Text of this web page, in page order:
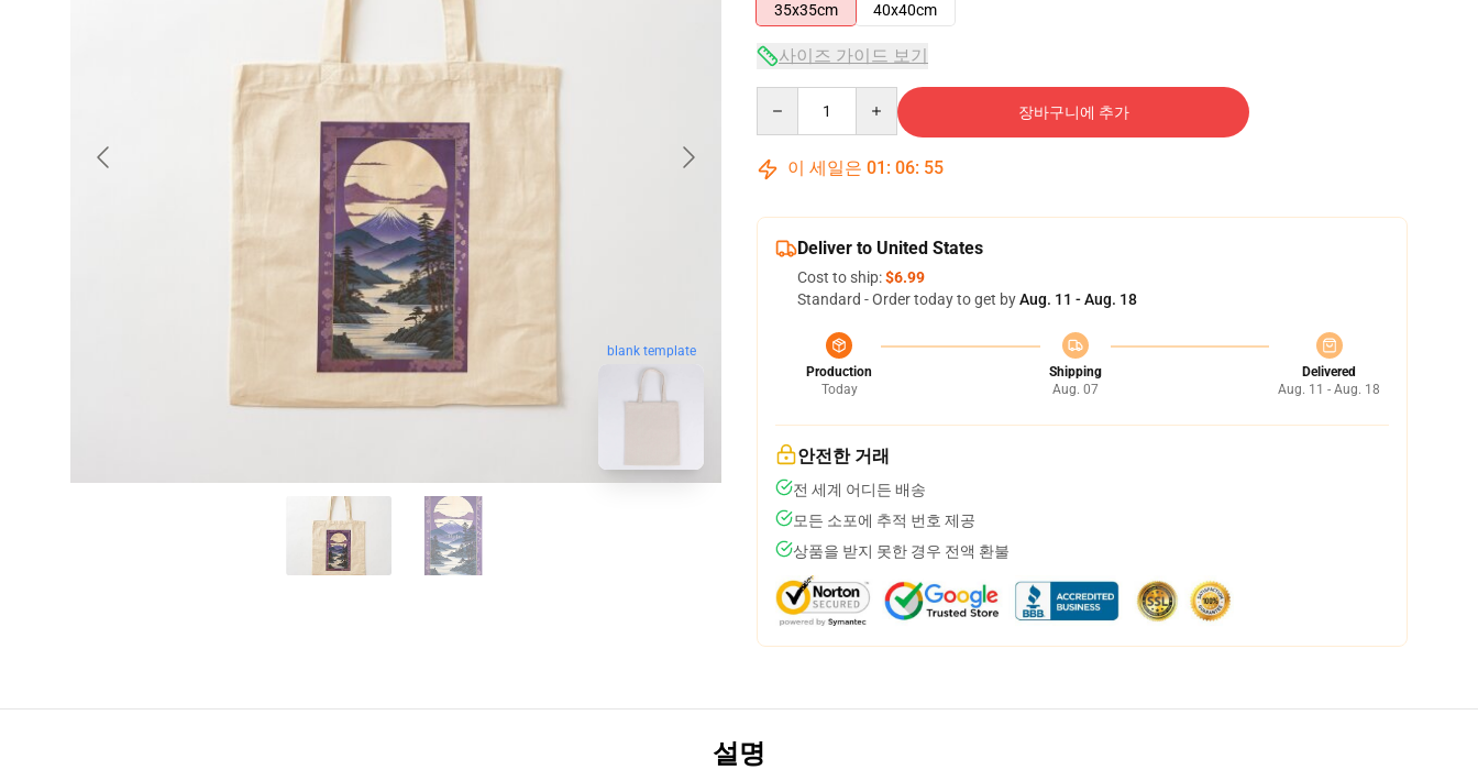
blank template
35x35cm
40x40cm
사이즈 가이드 보기
장바구니에 추가
이 세일은 01 : 06: 54
Deliver to United States
Cost to ship:$6.99
Standard - Order today to get byAug. 11 - Aug. 18
Production
Today
Shipping
Aug. 07
Delivered
Aug. 11 - Aug. 18
안전한 거래
전 세계 어디든 배송
모든 소포에 추적 번호 제공
상품을 받지 못한 경우 전액 환불
설명